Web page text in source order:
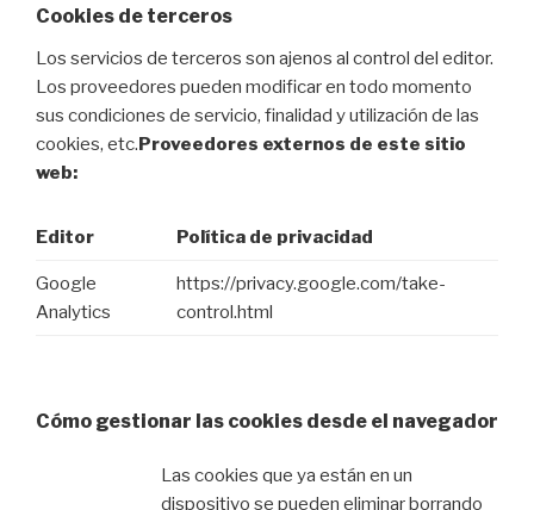
Cookies de terceros
Los servicios de terceros son ajenos al control del editor.
Los proveedores pueden modificar en todo momento
sus condiciones de servicio, finalidad y utilización de las
cookies, etc.Proveedores externos de este sitio
web:
Editor Política de privacidad
Google
Analytics
https://privacy.google.com/take-
control.html
Cómo gestionar las cookies desde el navegador
Las cookies que ya están en un
dispositivo se pueden eliminar borrando